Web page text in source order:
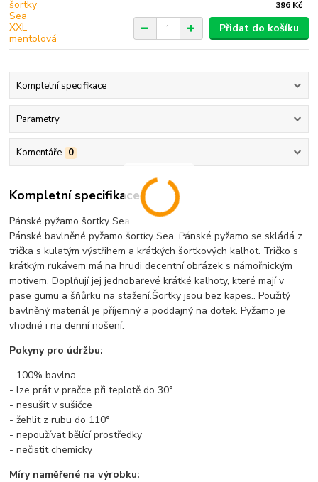
396 Kč
Přidat do košíku
Kompletní specifikace
Parametry
Komentáře 0
Kompletní specifikace
Pánské pyžamo šortky Sea.
Pánské bavlněné pyžamo šortky Sea. Pánské pyžamo se skládá z
trička s kulatým výstřihem a krátkých šortkových kalhot. Tričko s
krátkým rukávem má na hrudi decentní obrázek s námořnickým
motivem. Doplňují jej jednobarevé krátké kalhoty, které mají v
pase gumu a šňůrku na stažení.Šortky jsou bez kapes.. Použitý
bavlněný materiál je příjemný a poddajný na dotek. Pyžamo je
vhodné i na denní nošení.
Pokyny pro údržbu:
- 100% bavlna
- lze prát v pračce při teplotě do 30°
- nesušit v sušičce
- žehlit z rubu do 110°
- nepoužívat bělící prostředky
- nečistit chemicky
Míry naměřené na výrobku: